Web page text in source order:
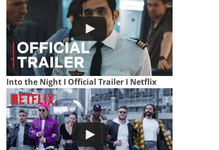
Into the Night I Official Trailer I Netflix